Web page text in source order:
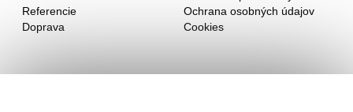
Referencie
Doprava
Ochrana osobných údajov
Cookies